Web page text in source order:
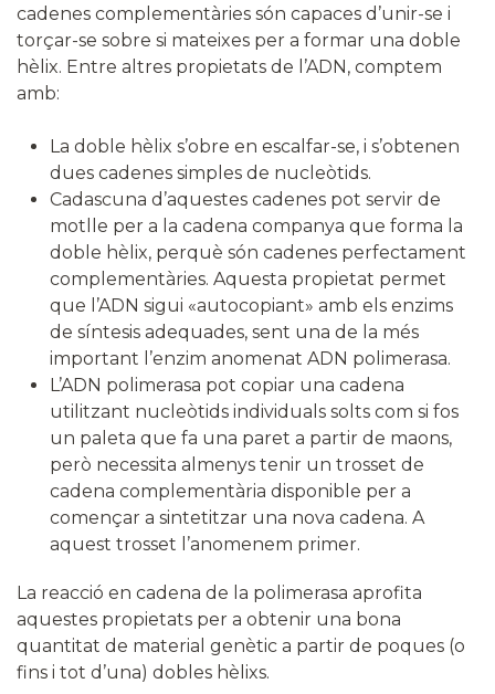
cadenes complementàries són capaces d’unir-se i
torçar-se sobre si mateixes per a formar una doble
hèlix. Entre altres propietats de l’ADN, comptem
amb:
La doble hèlix s’obre en escalfar-se, i s’obtenen
dues cadenes simples de nucleòtids.
Cadascuna d’aquestes cadenes pot servir de
motlle per a la cadena companya que forma la
doble hèlix, perquè són cadenes perfectament
complementàries. Aquesta propietat permet
que l’ADN sigui «autocopiant» amb els enzims
de síntesis adequades, sent una de la més
important l’enzim anomenat ADN polimerasa.
L’ADN polimerasa pot copiar una cadena
utilitzant nucleòtids individuals solts com si fos
un paleta que fa una paret a partir de maons,
però necessita almenys tenir un trosset de
cadena complementària disponible per a
començar a sintetitzar una nova cadena. A
aquest trosset l’anomenem primer.
La reacció en cadena de la polimerasa aprofita
aquestes propietats per a obtenir una bona
quantitat de material genètic a partir de poques (o
fins i tot d’una) dobles hèlixs.